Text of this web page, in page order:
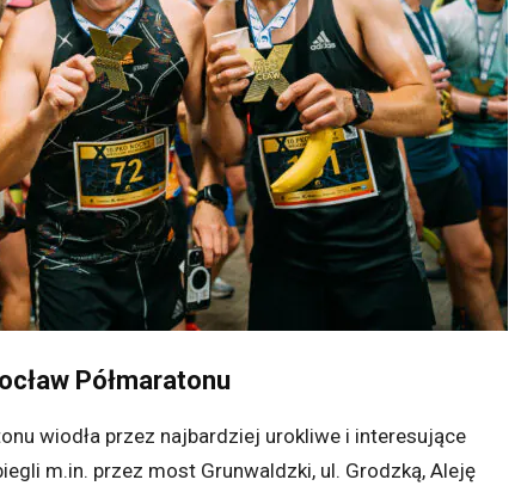
Półmaratonu
wiodła przez najbardziej urokliwe i interesujące
m.in. przez most Grunwaldzki, ul. Grodzką, Aleję